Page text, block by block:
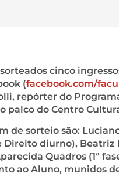
cinco
(facebook.com/
repórter do
palco do Centro
de sorteio são:
Direito diurno),
Quadros (1ª
ao Aluno, munidos